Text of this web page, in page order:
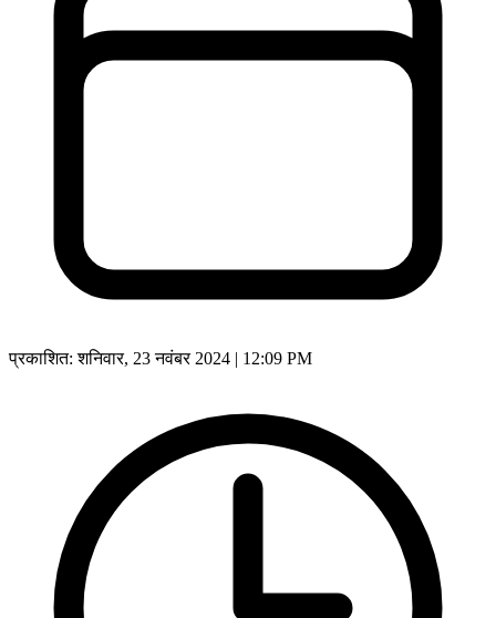
प्रकाशित:शनिवार, 23 नवंबर 2024 | 12:09 PM